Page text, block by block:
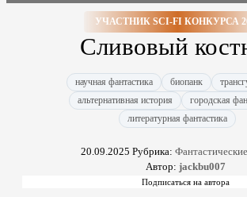
УЧАСТНИК SCI-FI КОНКУРСА
Сливовый
научная фантастика биопанк
альтернативная история
городская
литературная фантастика
20.09.2025 Рубрика:
Автор: jackbu007